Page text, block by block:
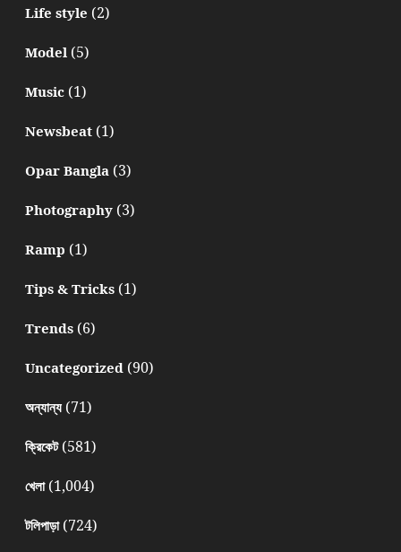
Life style (2)
Model(5)
Music(1)
Newsbeat(1)
Opar Bangla(3)
Photography(3)
Ramp (1)
Tips & Tricks(1)
Trends(6)
Uncategorized(90)
অন্যান্য(71)
ক্রিকেট(581)
খেলা(1,004)
টলিপাড়া(724)